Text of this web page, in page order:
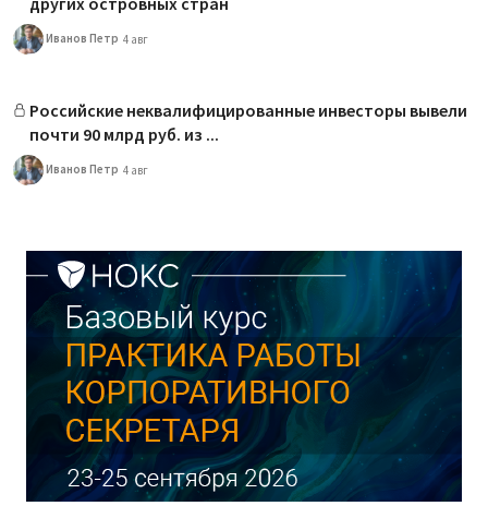
Иванов Петр 4 авг
Российские неквалифицированные инвесторы вывели
почти 90 млрд руб. из ...
Иванов Петр 4 авг